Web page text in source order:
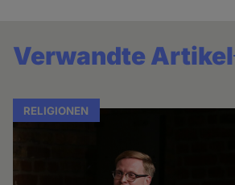
Verwandte Artikel
RELIGIONEN